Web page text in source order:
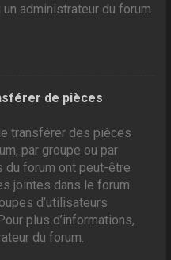
administrateur du forum
de pièces
transférer des pièces
par groupe ou par
du forum ont peut-être
jointes dans le forum
d’utilisateurs
plus d’informations,
du forum.